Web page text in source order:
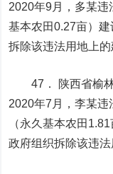
2020年9月，多某违
基本农田0.27亩）
拆除该违法用地上的
47． 陕西省榆林
2020年7月，李某
（永久基本农田
政府组织拆除该违